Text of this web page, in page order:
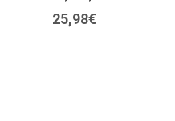
25,98€